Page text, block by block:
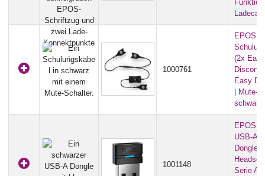
1000761
EPOS
(2x Easy
Easy
| Mute-
schwarz
1001148
EPOS
USB-A
Dongle
Serie